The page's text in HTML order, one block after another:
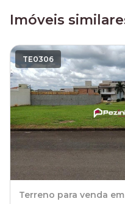
Imóveis
TE0306
Terreno para venda em